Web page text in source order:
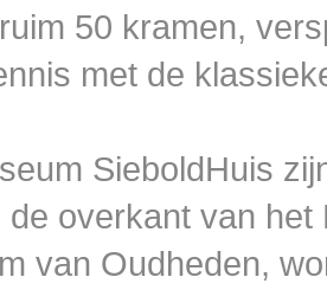
50 kramen,
met de
SieboldHuis
de overkant van
van Oudheden,